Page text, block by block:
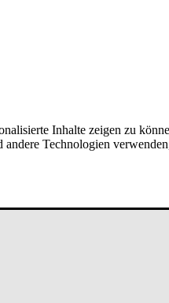
Inhalte zeigen zu
Technologien
­Sonn­ta­g